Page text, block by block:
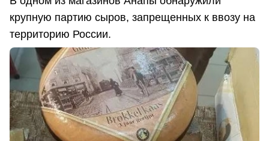
крупную партию сыров, запрещенных к ввозу на
территорию России.